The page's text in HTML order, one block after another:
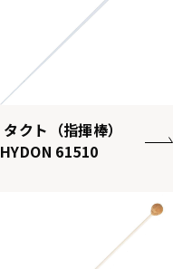
タクト（指揮棒）
HYDON 61510